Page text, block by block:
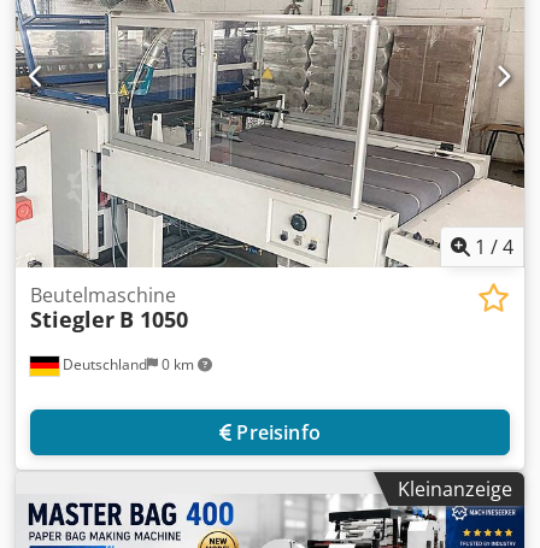
1 /4
Deutschland 0 km
Beutelmaschine
Stiegler B 1050
Preisinfo
Kleinanzeige